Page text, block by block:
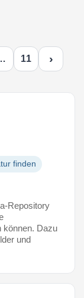
11 ›
finden
Repository
können. Dazu
und